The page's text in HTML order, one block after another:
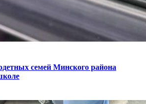
семей Минского района